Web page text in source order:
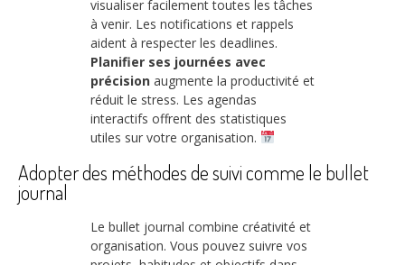
visualiser facilement toutes les tâches
à venir. Les notifications et rappels
aident à respecter les deadlines.
Planifier ses journées avec
précision augmente la productivité et
réduit le stress. Les agendas
interactifs offrent des statistiques
utiles sur votre organisation.
Adopter des méthodes de suivi comme le bullet
journal
Le bullet journal combine créativité et
organisation. Vous pouvez suivre vos